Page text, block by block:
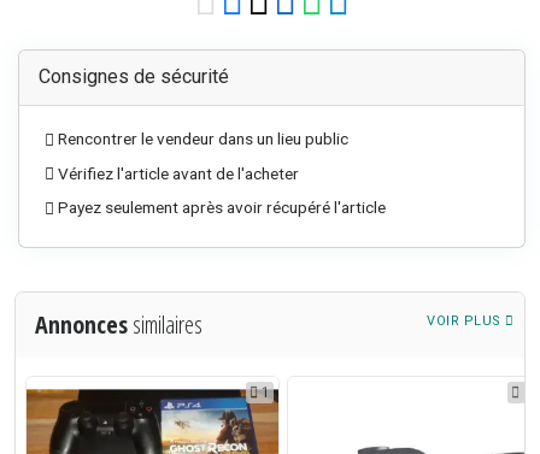
Consignes de sécurité
Rencontrer le vendeur dans un lieu public
Vérifiez l'article avant de l'acheter
Payez seulement après avoir récupéré l'article
Annoncessimilaires VOIR PLUS
1